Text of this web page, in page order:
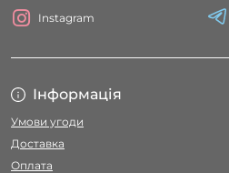
Інформація
Умови угоди
Доставка
Оплата
Instagram